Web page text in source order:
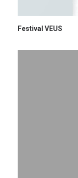
Festival VEUS